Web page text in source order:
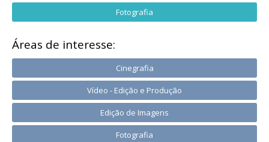
Fotografia
Áreas de interesse:
Cinegrafia
Vídeo - Edição e Produção
Edição de Imagens
Fotografia